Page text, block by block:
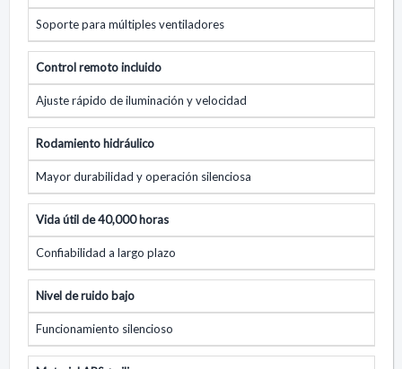
Soporte para múltiples ventiladores
Control remoto incluido
Ajuste rápido de iluminación y velocidad
Rodamiento hidráulico
Mayor durabilidad y operación silenciosa
Vida útil de 40,000 horas
Confiabilidad a largo plazo
Nivel de ruido bajo
Funcionamiento silencioso